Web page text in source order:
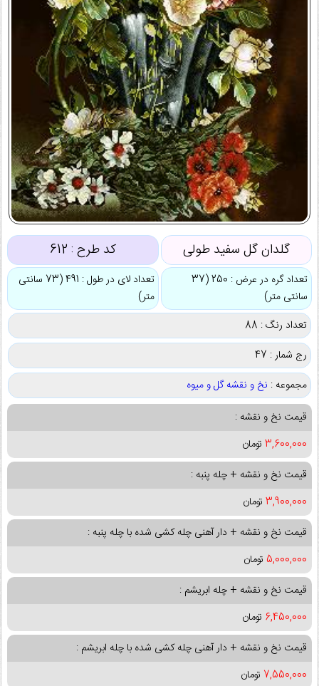
گلدان گل سفید طولی کد طرح : 612
تعداد گره در عرض : 250 (37
سانتی متر)
تعداد لای در طول : 491 (73 سانتی
متر)
تعداد رنگ : 88
رج شمار : 47
مجموعه : نخ و نقشه گل و میوه
قیمت نخ و نقشه :
3,600,000 تومان
قیمت نخ و نقشه + چله پنبه :
3,900,000 تومان
قیمت نخ و نقشه + دار آهنی چله کشی شده با چله پنبه :
5,000,000 تومان
قیمت نخ و نقشه + چله ابریشم :
6,450,000 تومان
قیمت نخ و نقشه + دار آهنی چله کشی شده با چله ابریشم :
7,550,000 تومان